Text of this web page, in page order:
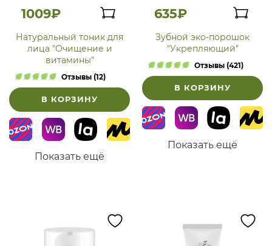
1009₽
Натуральный тоник для
лица "Очищение и
витамины"
Отзывы (12)
В КОРЗИНУ
Показать ещё
635₽
Зубной эко-порошок
"Укрепляющий"
Отзывы (421)
В КОРЗИНУ
Показать ещё